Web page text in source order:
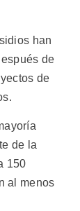
han
de
de
de la
150
al menos